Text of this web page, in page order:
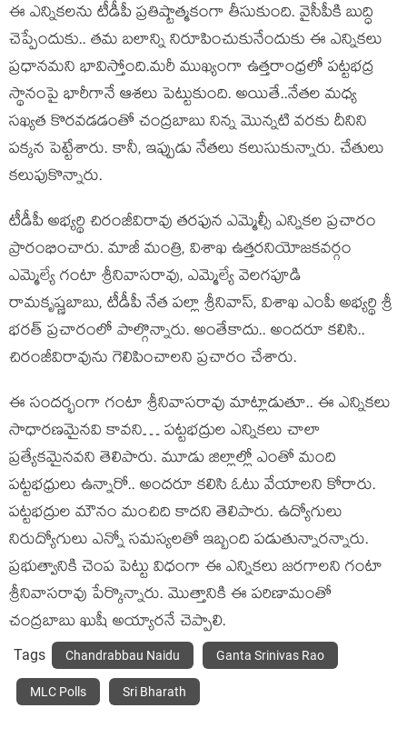
ఈ ఎన్నిక‌ల‌ను టీడీపీ ప్ర‌తిష్టాత్మ‌కంగా తీసుకుంది. వైసీపీకి బుద్ధి
చెప్పేందుకు.. త‌మ బ‌లాన్ని నిరూపించుకునేందుకు ఈ ఎన్నిక‌లు
ప్ర‌ధానమ‌ని భావిస్తోంది.మ‌రీ ముఖ్యంగా ఉత్త‌రాంధ్ర‌లో ప‌ట్ట‌భ‌ద్ర
స్థానంపై భారీగానే ఆశ‌లు పెట్టుకుంది. అయితే..నేత‌ల మ‌ధ్య
స‌ఖ్య‌త కొర‌వ‌డ‌డంతో చంద్ర‌బాబు నిన్న మొన్న‌టి వ‌ర‌కు దీనిని
ప‌క్క‌న పెట్టేశారు. కానీ, ఇప్పుడు నేత‌లు క‌లుసుకున్నారు. చేతులు
క‌లుపుకొన్నారు.
టీడీపీ అభ్య‌ర్థి చిరంజీవిరావు త‌ర‌ఫున ఎమ్మెల్సీ ఎన్నికల ప్రచారం
ప్రారంభించారు. మాజీ మంత్రి, విశాఖ ఉత్త‌ర‌నియోజ‌క‌వ‌ర్గం
ఎమ్మెల్యే గంటా శ్రీనివాసరావు, ఎమ్మెల్యే వెలగపూడి
రామ‌కృష్ణ‌బాబు, టీడీపీ నేత పల్లా శ్రీనివాస్, విశాఖ ఎంపీ అభ్య‌ర్థి శ్రీ
భరత్ ప్రచారంలో పాల్గొన్నారు. అంతేకాదు.. అంద‌రూ క‌లిసి..
చిరంజీవిరావును గెలిపించాల‌ని ప్ర‌చారం చేశారు.
ఈ సందర్భంగా గంటా శ్రీనివాసరావు మాట్లాడుతూ.. ఈ ఎన్నికలు
సాధారణమైన‌వి కావని… పట్టభద్రుల ఎన్నికలు చాలా
ప్రత్యేకమైనవని తెలిపారు. మూడు జిల్లాల్లో ఎంతో మంది
పట్టభధ్రులు ఉన్నారో.. అందరూ కలిసి ఓటు వేయాలని కోరారు.
పట్టభద్రుల మౌనం మంచిది కాదని తెలిపారు. ఉద్యోగులు
నిరుద్యోగులు ఎన్నో సమస్యలతో ఇబ్బంది పడుతున్నారన్నారు.
ప్రభుత్వానికి చెంప పెట్టు విధంగా ఈ ఎన్నికలు జరగాలని గంటా
శ్రీనివాసరావు పేర్కొన్నారు. మొత్తానికి ఈ ప‌రిణామంతో
చంద్ర‌బాబు ఖుషీ అయ్యార‌నే చెప్పాలి.
Tags Chandrabbau Naidu Ganta Srinivas Rao
MLC Polls Sri Bharath